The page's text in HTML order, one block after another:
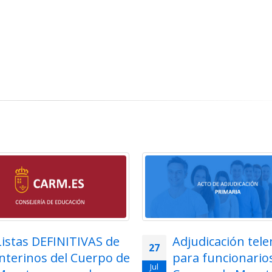
DEFINITIVAS de
del Cuerpo de
27
Jul
Adjudicación
para